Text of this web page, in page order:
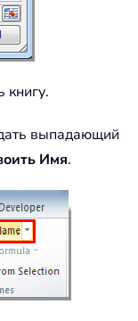
книгу.
выпадающий
Имя.